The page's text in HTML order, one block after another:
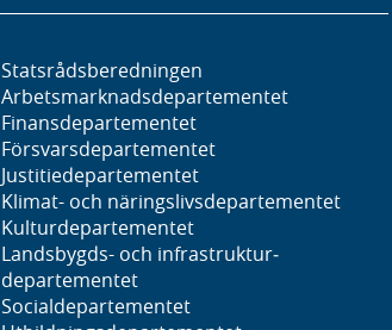
Statsrådsberedningen
Arbetsmarknads­departementet
Finans­departementet
Försvars­departementet
Justitie­departementet
Klimat- och näringslivs­departementet
Kultur­departementet
Landsbygds- och infrastruktur­
departementet
Social­departementet